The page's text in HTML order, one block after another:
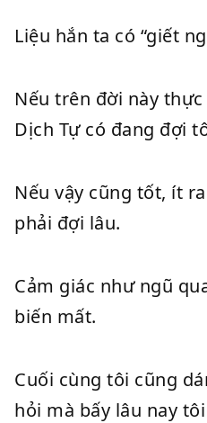
Liệu hắn ta có “giết
Nếu trên đời này
Dịch Tự có đang đợi
Nếu vậy cũng tốt, ít
phải đợi lâu.
Cảm giác như ngũ
biến mất.
Cuối cùng tôi cũng
hỏi mà bấy lâu nay